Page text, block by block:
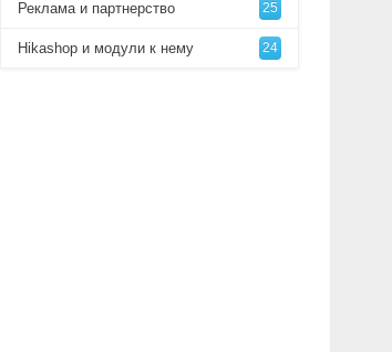
Реклама и партнерство 25
Hikashop и модули к нему 24